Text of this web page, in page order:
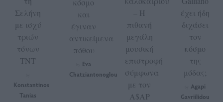
Σελήνη
με ισχύ
τριών
τόνων
TNT
Konstantinos
Tanias
κόσμο
και
έγιναν
αντικείμενα
πόθου
Eva
Chatziantonoglou
– Η
πιθανή
μεγάλη
μουσική
επιστροφή
σύμφωνα
με τον
A$AP
έχει ήδη
διχάσει
τον
κόσμο
της
μόδας;
Agapi
Gavriilidou